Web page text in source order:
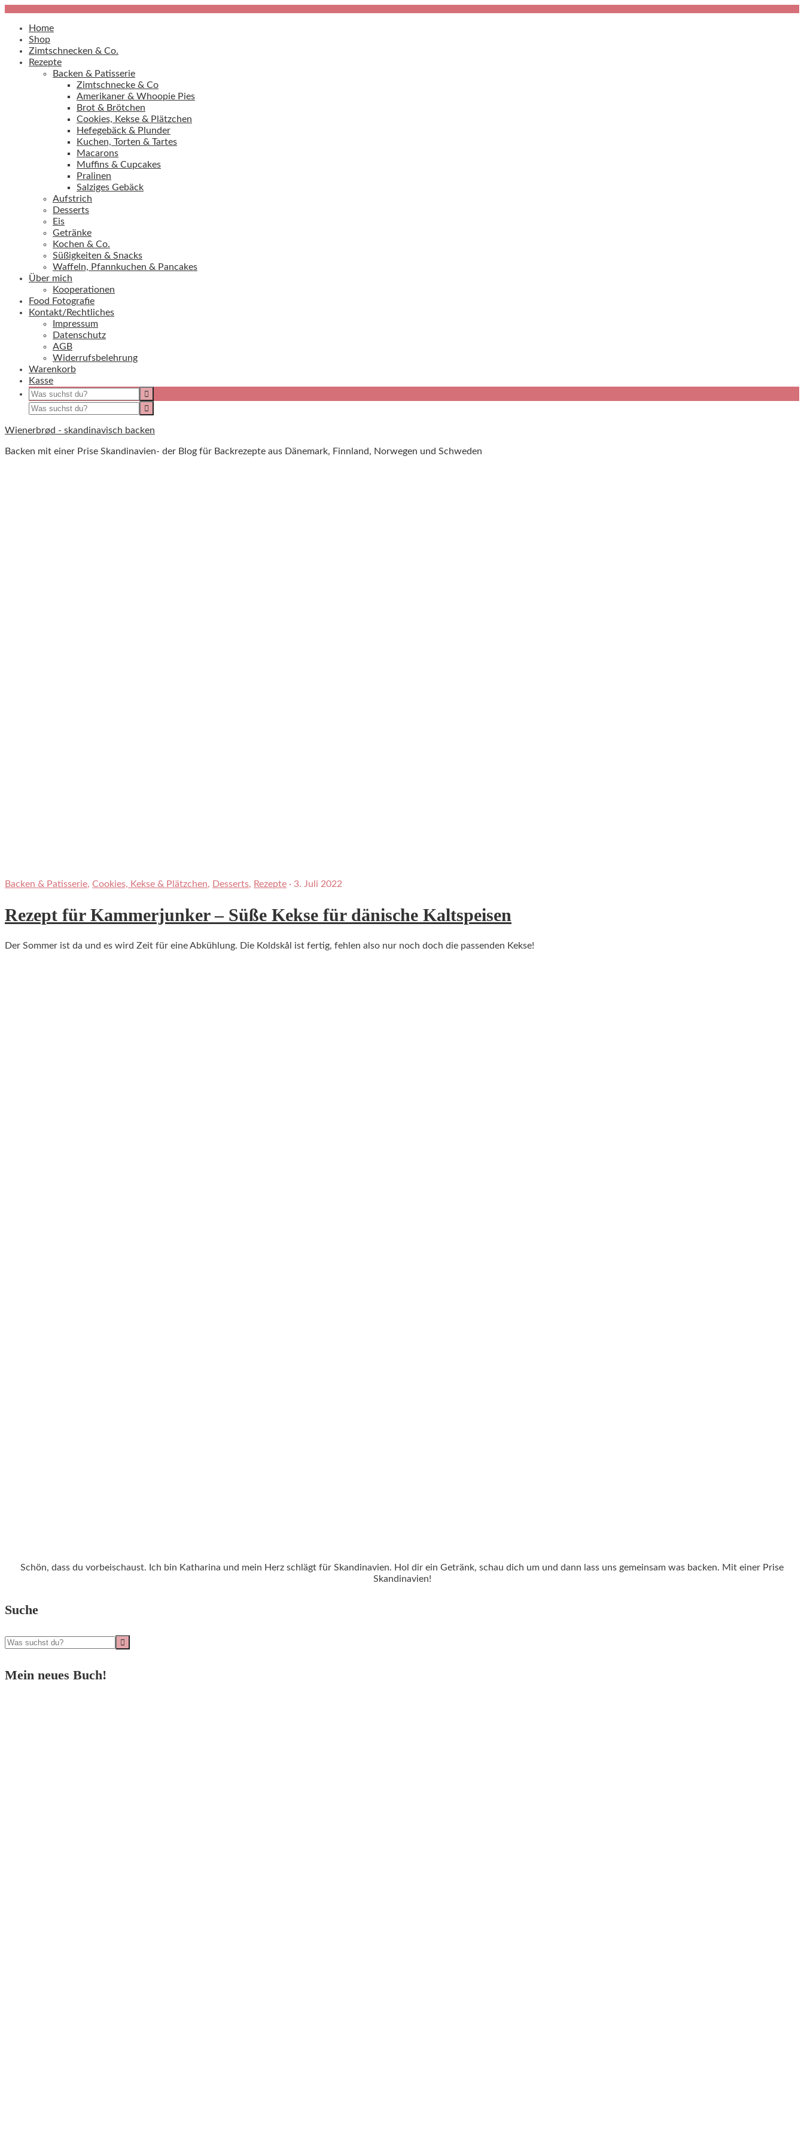
Home
Shop
Zimtschnecken & Co.
Rezepte
Backen & Patisserie
Zimtschnecke & Co
Amerikaner & Whoopie Pies
Brot & Brötchen
Cookies, Kekse & Plätzchen
Hefegebäck & Plunder
Kuchen, Torten & Tartes
Macarons
Muffins & Cupcakes
Pralinen
Salziges Gebäck
Aufstrich
Desserts
Eis
Getränke
Kochen & Co.
Süßigkeiten & Snacks
Waffeln, Pfannkuchen & Pancakes
Über mich
Kooperationen
Food Fotografie
Kontakt/Rechtliches
Impressum
Datenschutz
AGB
Widerrufsbelehrung
Warenkorb
Kasse
Wienerbrød - skandinavisch backen
Backen mit einer Prise Skandinavien- der Blog für Backrezepte aus Dänemark, Finnland, Norwegen und Schweden
Backen & Patisserie, Cookies, Kekse & Plätzchen, Desserts, Rezepte · 3. Juli 2022
Rezept für Kammerjunker – Süße Kekse für dänische Kaltspeisen
Der Sommer ist da und es wird Zeit für eine Abkühlung. Die Koldskål ist fertig, fehlen also nur noch doch die passenden Kekse!
Schön, dass du vorbeischaust. Ich bin Katharina und mein Herz schlägt für Skandinavien. Hol dir ein Getränk, schau dich um und dann lass uns gemeinsam was backen. Mit einer Prise
Skandinavien!
Suche
Mein neues Buch!